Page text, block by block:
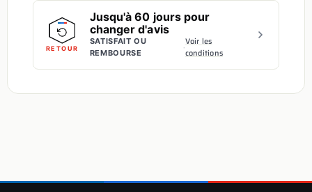
RETOUR
Jusqu'à 60 jours pour
changer d'avis
SATISFAIT OU
REMBOURSE
·Voir les
conditions